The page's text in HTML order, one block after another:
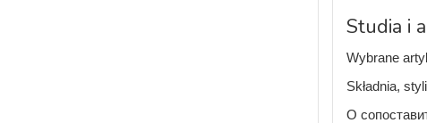
Studia i
Wybrane
Składnia,
О